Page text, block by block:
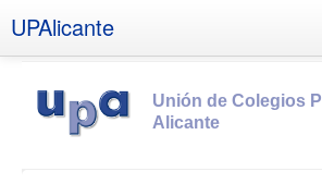
UPAlicante
Unión de Colegios
Alicante